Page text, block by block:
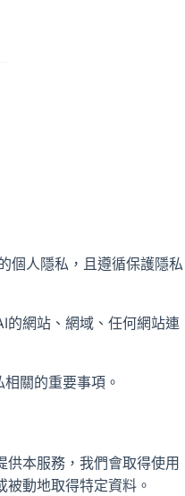
個人隱私，且遵循保護隱私
的網站、網域、任何網站連
關的重要事項。
本服務，我們會取得使用
動地取得特定資料。